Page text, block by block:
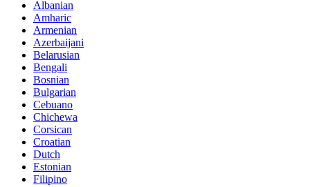
Albanian
Amharic
Armenian
Azerbaijani
Belarusian
Bengali
Bosnian
Bulgarian
Cebuano
Chichewa
Corsican
Croatian
Dutch
Estonian
Filipino